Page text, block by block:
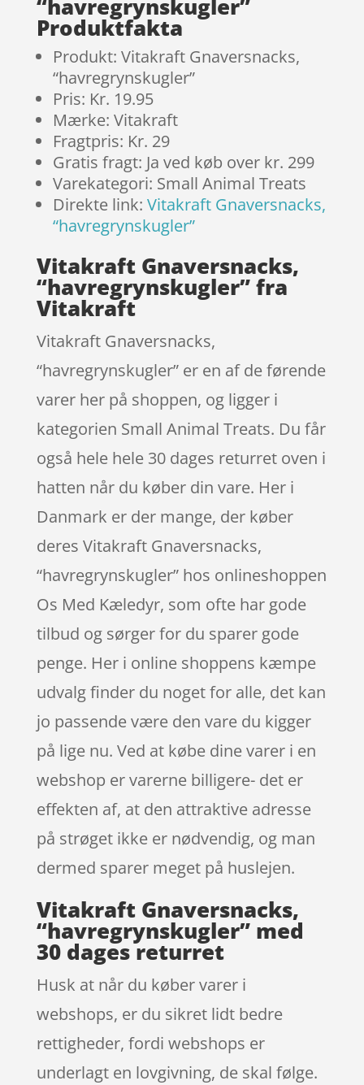
“havregrynskugler”
Produktfakta
Produkt: Vitakraft Gnaversnacks,
“havregrynskugler”
Pris: Kr. 19.95
Mærke: Vitakraft
Fragtpris: Kr. 29
Gratis fragt: Ja ved køb over kr. 299
Varekategori: Small Animal Treats
Direkte link: Vitakraft Gnaversnacks,
“havregrynskugler”
Vitakraft Gnaversnacks,
“havregrynskugler” fra
Vitakraft
Vitakraft Gnaversnacks,
“havregrynskugler” er en af de førende
varer her på shoppen, og ligger i
kategorien Small Animal Treats. Du får
også hele hele 30 dages returret oven i
hatten når du køber din vare. Her i
Danmark er der mange, der køber
deres Vitakraft Gnaversnacks,
“havregrynskugler” hos onlineshoppen
Os Med Kæledyr, som ofte har gode
tilbud og sørger for du sparer gode
penge. Her i online shoppens kæmpe
udvalg finder du noget for alle, det kan
jo passende være den vare du kigger
på lige nu. Ved at købe dine varer i en
webshop er varerne billigere- det er
effekten af, at den attraktive adresse
på strøget ikke er nødvendig, og man
dermed sparer meget på huslejen.
Vitakraft Gnaversnacks,
“havregrynskugler” med
30 dages returret
Husk at når du køber varer i
webshops, er du sikret lidt bedre
rettigheder, fordi webshops er
underlagt en lovgivning, de skal følge.